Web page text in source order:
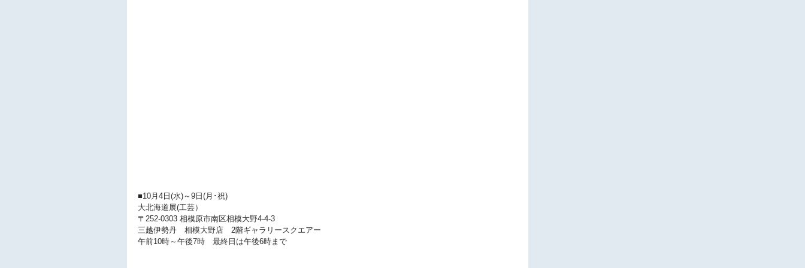
■10月4日(水)～9日(月･祝)
大北海道展(工芸）
〒252-0303 相模原市南区相模大野4-4-3
三越伊勢丹　相模大野店　2階ギャラリースクエアー
午前10時～午後7時　最終日は午後6時まで